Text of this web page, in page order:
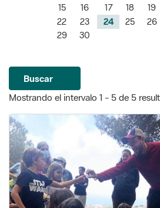
15
16 17 18 19
22
23 24 25 26
29
30
Buscar
Mostrando el intervalo 1 - 5 de 5